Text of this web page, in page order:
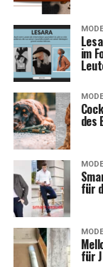
im
des
für
für